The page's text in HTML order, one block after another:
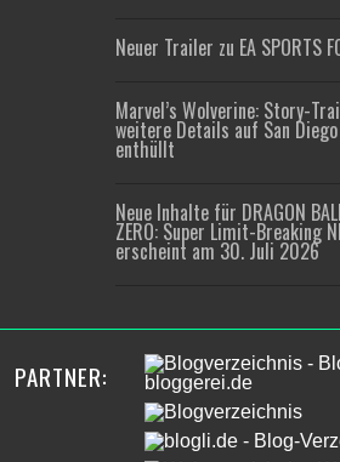
Neuer Trailer zu EA SPORTS
Marvel’s Wolverine: Story-
weitere Details auf San
enthüllt
Neue Inhalte für DRAGON
ZERO: Super Limit-Breaking
erscheint am 30. Juli 2026
PARTNER: